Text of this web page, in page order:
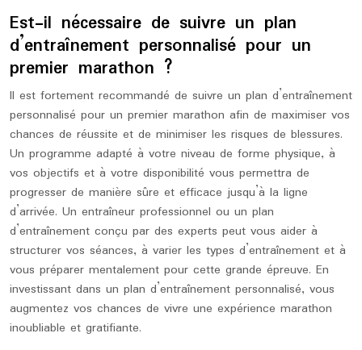
Est-il nécessaire de suivre un plan
d’entraînement personnalisé pour un
premier marathon ?
Il est fortement recommandé de suivre un plan d’entraînement
personnalisé pour un premier marathon afin de maximiser vos
chances de réussite et de minimiser les risques de blessures.
Un programme adapté à votre niveau de forme physique, à
vos objectifs et à votre disponibilité vous permettra de
progresser de manière sûre et efficace jusqu’à la ligne
d’arrivée. Un entraîneur professionnel ou un plan
d’entraînement conçu par des experts peut vous aider à
structurer vos séances, à varier les types d’entraînement et à
vous préparer mentalement pour cette grande épreuve. En
investissant dans un plan d’entraînement personnalisé, vous
augmentez vos chances de vivre une expérience marathon
inoubliable et gratifiante.